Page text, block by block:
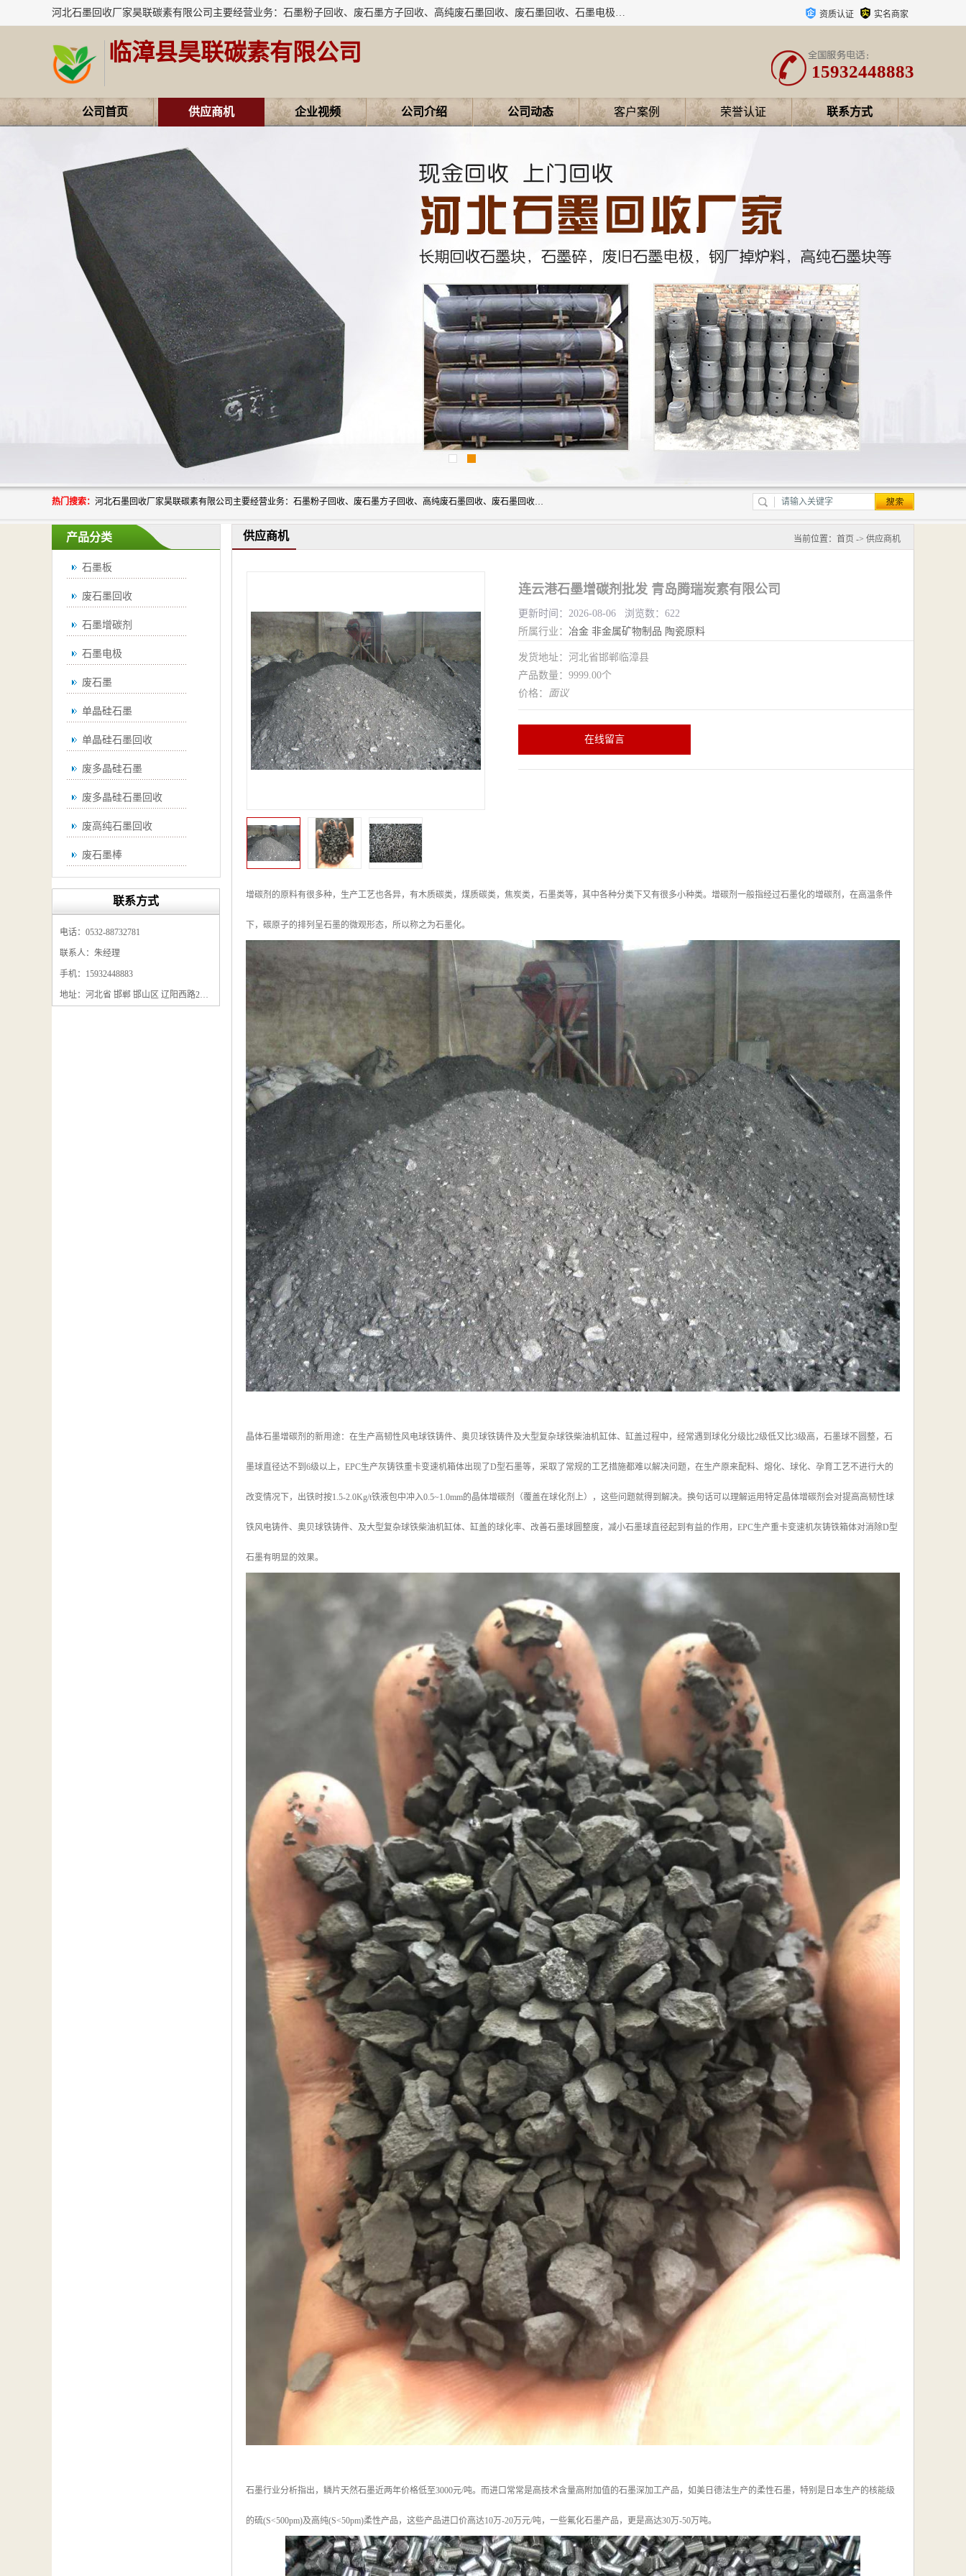
河北石墨回收厂家昊联碳素有限公司主要经营业务：石墨粉子回收、废石墨方子回收、高纯废石墨回收、废石墨回收、石墨电极回收、废石墨板回收、石墨增碳剂、单晶硅石墨、单晶硅石墨回收、废多晶硅石墨、废多晶硅石墨回收、废高纯石墨回收、废石墨、废石墨棒、废石墨棒回收、废石墨换热器回收、高纯石墨回收、石墨粉回收、石墨换热器回收、石墨纸回收、回收石墨板、回收石墨电极、石墨板回收、石墨回收。 资质认证 实名商家
临漳县昊联碳素有限公司
15932448883
公司首页 供应商机 企业视频 公司介绍 公司动态 客户案例 荣誉认证 联系方式
热门搜索： 河北石墨回收厂家昊联碳素有限公司主要经营业务：石墨粉子回收、废石墨方子回收、高纯废石墨回收、废石墨回收、石墨电极回收、废石墨板回收、石墨增碳剂、单晶硅石墨、单晶硅石墨回收、废多晶硅石墨、废多晶硅石墨回收、废高纯石墨回收、废石墨、废石墨棒、废石墨棒回收、废石墨换热器回收、高纯石墨回收、石墨粉回收、石墨换热器回收、石墨纸回收、回收石墨板、回收石墨电极、石墨板回收、石墨回收。
产品分类
石墨板
废石墨回收
石墨增碳剂
石墨电极
废石墨
单晶硅石墨
单晶硅石墨回收
废多晶硅石墨
废多晶硅石墨回收
废高纯石墨回收
废石墨棒
废石墨换热器回收
石墨粉回收
石墨换热器回收
联系方式
电话：0532-88732781
联系人：朱经理
手机：15932448883
地址：河北省 邯郸 邯山区 辽阳西路295号
供应商机 当前位置： 首页 -> 供应商机
连云港石墨增碳剂批发 青岛腾瑞炭素有限公司
更新时间：2026-08-06 浏览数：622
所属行业： 冶金 非金属矿物制品 陶瓷原料
发货地址：河北省邯郸临漳县
产品数量：9999.00个
价格： 面议
在线留言
增碳剂的原料有很多种，生产工艺也各异，有木质碳类，煤质碳类，焦炭类，石墨类等，其中各种分类下又有很多小种类。增碳剂一般指经过石墨化的增碳剂，在高温条件
下，碳原子的排列呈石墨的微观形态，所以称之为石墨化。
晶体石墨增碳剂的新用途：在生产高韧性风电球铁铸件、奥贝球铁铸件及大型复杂球铁柴油机缸体、缸盖过程中，经常遇到球化分级比2级低又比3级高，石墨球不圆整，石
墨球直径达不到6级以上，EPC生产灰铸铁重卡变速机箱体出现了D型石墨等，采取了常规的工艺措施都难以解决问题，在生产原来配料、熔化、球化、孕育工艺不进行大的
改变情况下，出铁时按1.5-2.0Kg/t铁液包中冲入0.5~1.0mm的晶体增碳剂（覆盖在球化剂上），这些问题就得到解决。换句话可以理解运用特定晶体增碳剂会对提高高韧性球
铁风电铸件、奥贝球铁铸件、及大型复杂球铁柴油机缸体、缸盖的球化率、改善石墨球圆整度，减小石墨球直径起到有益的作用，EPC生产重卡变速机灰铸铁箱体对消除D型
石墨有明显的效果。
石墨行业分析指出，鳞片天然石墨近两年价格低至3000元/吨。而进口常常是高技术含量高附加值的石墨深加工产品，如美日德法生产的柔性石墨，特别是日本生产的核能级
的硫(S<500pm)及高纯(S<50pm)柔性产品，这些产品进口价高达10万-20万元/吨，一些氟化石墨产品，更是高达30万-50万吨。